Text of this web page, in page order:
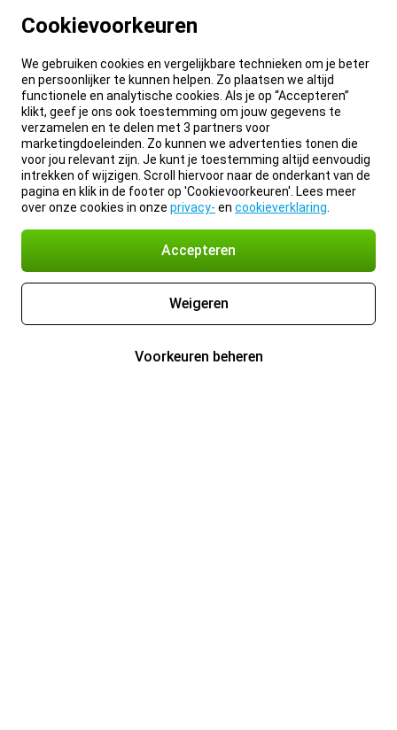
Cookievoorkeuren
We gebruiken cookies en vergelijkbare technieken om je beter
en persoonlijker te kunnen helpen. Zo plaatsen we altijd
functionele en analytische cookies. Als je op “Accepteren”
klikt, geef je ons ook toestemming om jouw gegevens te
verzamelen en te delen met 3 partners voor
marketingdoeleinden. Zo kunnen we advertenties tonen die
voor jou relevant zijn. Je kunt je toestemming altijd eenvoudig
intrekken of wijzigen. Scroll hiervoor naar de onderkant van de
pagina en klik in de footer op 'Cookievoorkeuren'. Lees meer
over onze cookies in onze privacy- en cookieverklaring
Accepteren
Weigeren
Voorkeuren beheren